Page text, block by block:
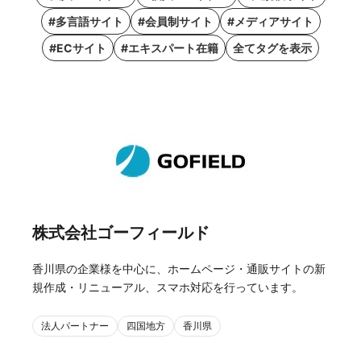
#多言語サイト
#会員制サイト
#メディアサイト
#ECサイト
#エキスパート在籍 全てタグを表示
株式会社ゴーフィールド
香川県の企業様を中心に、ホームページ・通販サイトの新
規作成・リニューアル、スマホ対応を行っています。
法人パートナー 四国地方 香川県